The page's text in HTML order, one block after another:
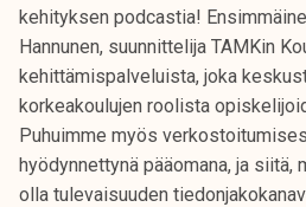
kehityksen podcastia!
Hannunen, suunnittelija TAMKin
kehittämispalveluista, joka
korkeakoulujen roolista
Puhuimme myös
hyödynnettynä pääomana, ja
olla tulevaisuuden